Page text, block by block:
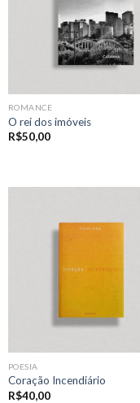
ROMANCE
O rei dos imóveis
R$50,00
POESIA
Coração Incendiário
R$40,00